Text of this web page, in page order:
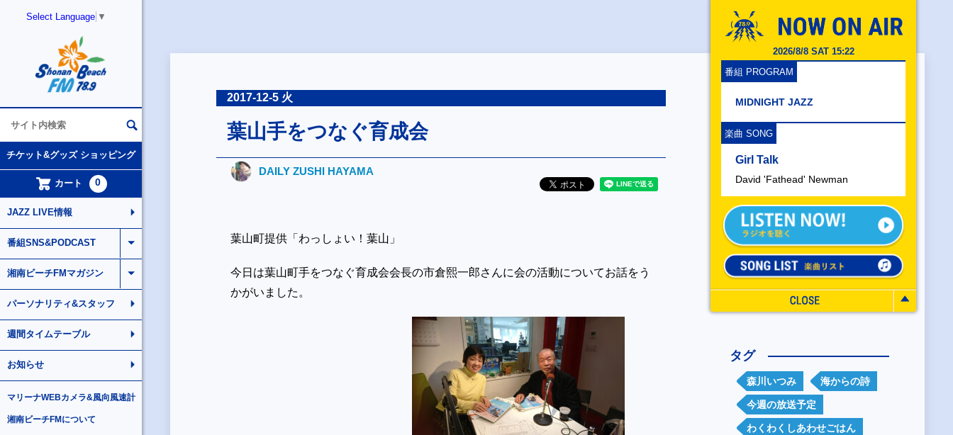
Select Language ▼
2026/8/8 SAT 15:22
番組 PROGRAM
MIDNIGHT JAZZ
楽曲 SONG
Girl Talk
David 'Fathead' Newman
チケット&グッズ ショッピング
カート 0
JAZZ LIVE情報
番組SNS&PODCAST
湘南ビーチFMマガジン
パーソナリティ&スタッフ
週間タイムテーブル
お知らせ
マリーナWEBカメラ&風向風速計
湘南ビーチFMについて
2017-12-5 火
葉山手をつなぐ育成会
DAILY ZUSHI HAYAMA
葉山町提供「わっしょい！葉山」
今日は葉山町手をつなぐ育成会会長の市倉熙一郎さんに会の活動についてお話をう
かがいました。
タグ
森川いつみ 海からの詩
今週の放送予定
わくわくしあわせごはん